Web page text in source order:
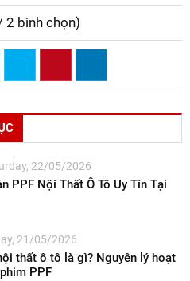
2 bình chọn)
22/05/2026
PPF Nội Thất Ô Tô Uy Tín Tại
21/05/2026
thất ô tô là gì? Nguyên lý hoạt
PPF